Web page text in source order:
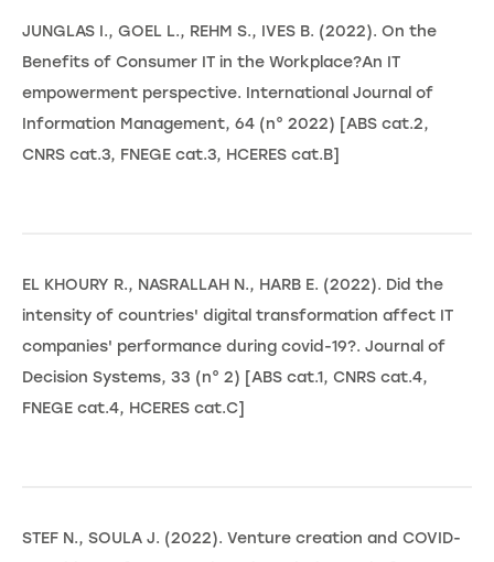
JUNGLAS I., GOEL L., REHM S., IVES B. (2022). On the
Benefits of Consumer IT in the Workplace?An IT
empowerment perspective. International Journal of
Information Management, 64 (n° 2022) [ABS cat.2,
CNRS cat.3, FNEGE cat.3, HCERES cat.B]
EL KHOURY R., NASRALLAH N., HARB E. (2022). Did the
intensity of countries' digital transformation affect IT
companies' performance during covid-19?. Journal of
Decision Systems, 33 (n° 2) [ABS cat.1, CNRS cat.4,
FNEGE cat.4, HCERES cat.C]
STEF N., SOULA J. (2022). Venture creation and COVID-